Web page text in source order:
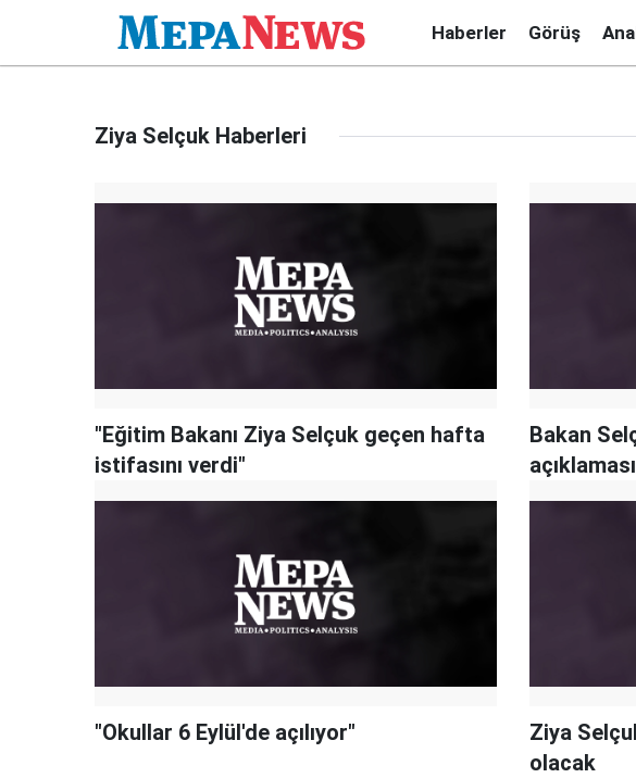
Haberler Görüş
Ziya Selçuk Haberleri
"Eğitim Bakanı Ziya Selçuk geçen hafta
istifasını verdi"
Bakan
açıklaması
"Okullar 6 Eylül'de açılıyor"
Ziya
olacak